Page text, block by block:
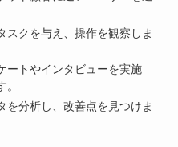
スクを与え、操作を観察しま
ートやインタビューを実施
を分析し、改善点を見つけま